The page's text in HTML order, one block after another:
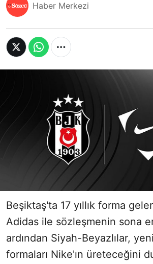
Haber Merkezi
Beşiktaş'ta 17 yıllık forma
Adidas ile sözleşmenin sona
ardından Siyah-Beyazlılar,
formaları Nike'ın üreteceğini